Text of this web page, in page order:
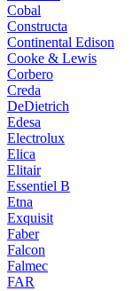
Cobal
Constructa
Continental Edison
Cooke & Lewis
Corbero
Creda
DeDietrich
Edesa
Electrolux
Elica
Elitair
Essentiel B
Etna
Exquisit
Faber
Falcon
Falmec
FAR